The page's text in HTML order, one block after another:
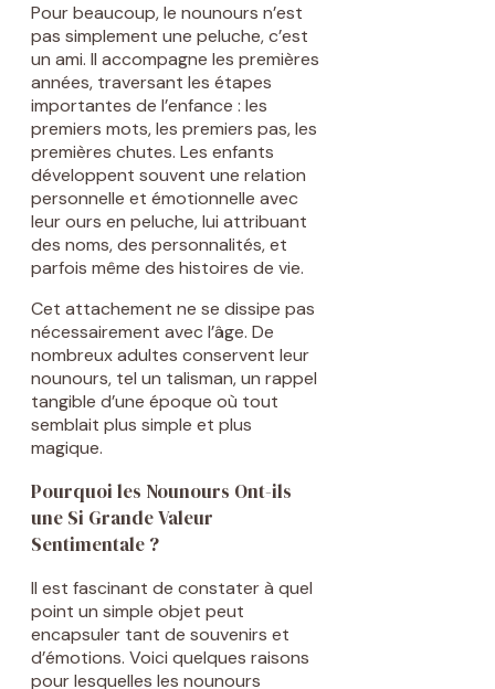
Pour beaucoup, le nounours n’est
pas simplement une peluche, c’est
un ami. Il accompagne les premières
années, traversant les étapes
importantes de l’enfance : les
premiers mots, les premiers pas, les
premières chutes. Les enfants
développent souvent une relation
personnelle et émotionnelle avec
leur ours en peluche, lui attribuant
des noms, des personnalités, et
parfois même des histoires de vie.
Cet attachement ne se dissipe pas
nécessairement avec l’âge. De
nombreux adultes conservent leur
nounours, tel un talisman, un rappel
tangible d’une époque où tout
semblait plus simple et plus
magique.
Pourquoi les Nounours Ont-ils
une Si Grande Valeur
Sentimentale ?
Il est fascinant de constater à quel
point un simple objet peut
encapsuler tant de souvenirs et
d’émotions. Voici quelques raisons
pour lesquelles les nounours